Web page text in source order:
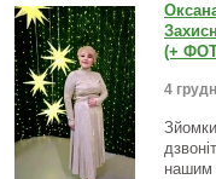
(+
4
нашим